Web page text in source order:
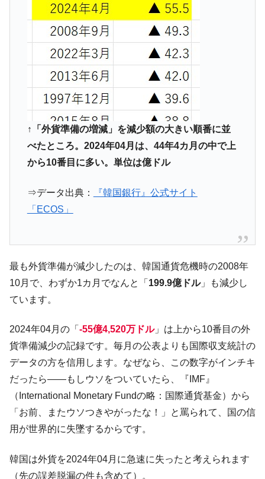
平成仮面ライダーの意外すぎるモチーフとは？
発表から2日で大崩壊、鳴かず飛ばずに終わりそう
なスーパーリーグとは？
Fact1
日本人マスターズ挑戦の歴史。松山以前に最高位
だった選手とは？
甲子園通算本塁打、最多の清原に次いで多く打っ
ている意外な選手とは？
Fact1 セレクトセールの高額取引馬が稼いだ金額とは？
↑「外貨準備の増減」を減少額の大きい順番に並
べたところ。2024年04月は、44年4カ月の中で上
から10番目に多い。単位は億ドル
⇒データ出典：
『韓国銀行』公式サイト
「ECOS」
最も外貨準備が減少したのは、韓国通貨危機時の2008年
10月で、わずか1カ月でなんと「 199.9億ドル」も減少し
ています。
2024年04月の「 -55億4,520万ドル」は上から10番目の外
貨準備減少の記録です。毎月の公表よりも国際収支統計の
データの方を信用します。なぜなら、この数字がインチキ
だったら――もしウソをついていたら、『IMF』
（International Monetary Fundの略：国際通貨基金）から
「お前、またウソつきやがったな！」と罵られて、国の信
用が世界的に失墜するからです。
韓国は外貨を2024年04月に急速に失ったと考えられます
（先の誤差脱漏の件も含めて）。